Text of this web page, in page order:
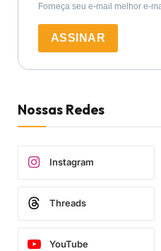
Forneça seu e-mail melhor e-
ASSINAR
Nossas Redes
Instagram
Threads
YouTube